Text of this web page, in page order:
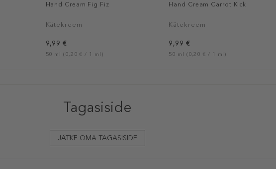
Hand Cream Fig Fiz
Kätekreem
9,99 €
50 ml (0,20 € / 1 ml)
Hand Cream Carrot Kick
Kätekreem
9,99 €
50 ml (0,20 € / 1 ml)
Tagasiside
JÄTKE OMA TAGASISIDE